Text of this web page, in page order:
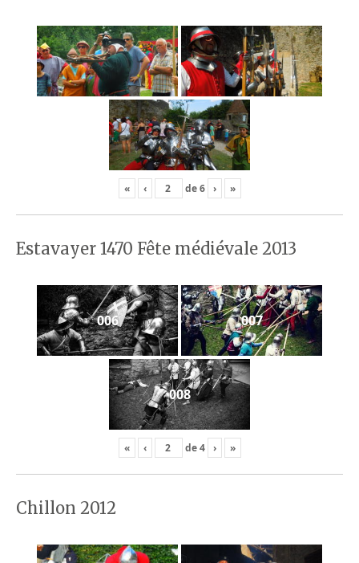
« ‹ de6 › »
Estavayer 1470 Fête médiévale 2013
006 007
008
« ‹ de4 › »
Chillon 2012